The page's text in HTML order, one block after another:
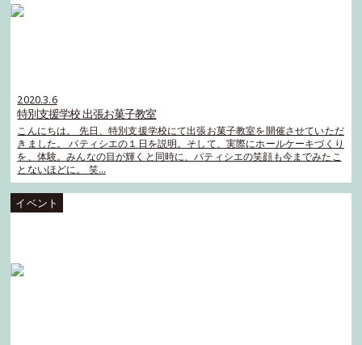
2020.3.6
特別支援学校 出張お菓子教室
こんにちは。 先日、特別支援学校にて出張お菓子教室を開催させていただ
きました。 パティシエの１日を説明。そして、実際にホールケーキづくり
を、体験。みんなの目が輝くと同時に、パティシエの笑顔も今までみたこ
とないほどに。 笑…